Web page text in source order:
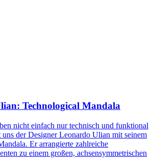
Technological Mandala
nicht einfach nur technisch und funktional
uns der Designer Leonardo Ulian mit seinem
Er arrangierte zahlreiche
zu einem großen, achsensymmetrischen